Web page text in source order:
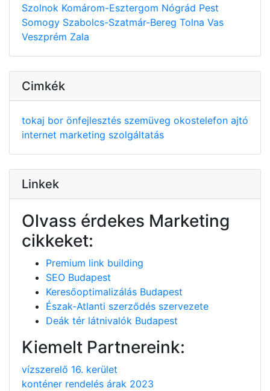
Szolnok Komárom-Esztergom Nógrád Pest
Somogy Szabolcs-Szatmár-Bereg Tolna Vas
Veszprém Zala
Cimkék
tokaj bor önfejlesztés szemüveg okostelefon ajtó
internet marketing szolgáltatás
Linkek
Olvass érdekes Marketing
cikkeket:
Premium link building
SEO Budapest
Keresőoptimalizálás Budapest
Észak-Atlanti szerződés szervezete
Deák tér látnivalók Budapest
Kiemelt Partnereink:
vízszerelő 16. kerület
konténer rendelés árak 2023